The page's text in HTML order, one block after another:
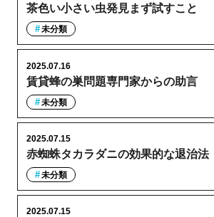
茶色い小さい虫発見まず試すこと
未分類
賃貸蜂の巣問題専門家からの助言
2025.07.16
未分類
赤蜘蛛タカラダニの効果的な退治法
2025.07.15
未分類
2025.07.15